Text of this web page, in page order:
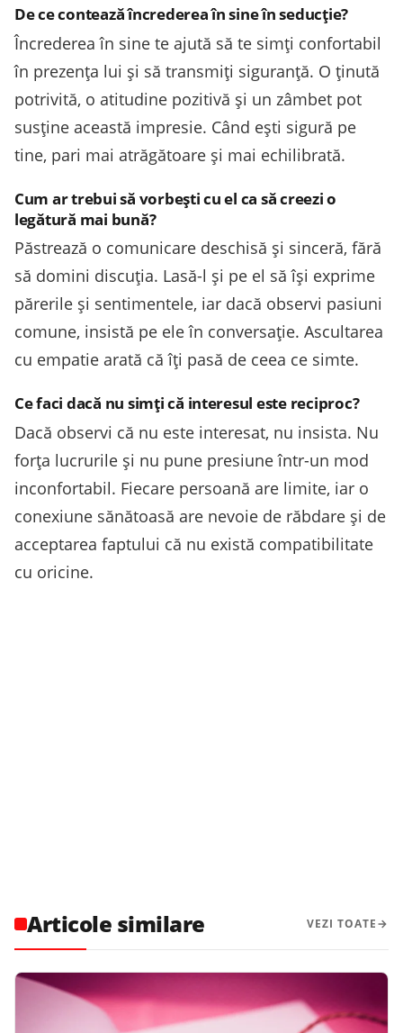
De ce contează încrederea în sine în seducție?
Încrederea în sine te ajută să te simți confortabil
în prezența lui și să transmiți siguranță. O ținută
potrivită, o atitudine pozitivă și un zâmbet pot
susține această impresie. Când ești sigură pe
tine, pari mai atrăgătoare și mai echilibrată.
Cum ar trebui să vorbești cu el ca să creezi o
legătură mai bună?
Păstrează o comunicare deschisă și sinceră, fără
să domini discuția. Lasă-l și pe el să își exprime
părerile și sentimentele, iar dacă observi pasiuni
comune, insistă pe ele în conversație. Ascultarea
cu empatie arată că îți pasă de ceea ce simte.
Ce faci dacă nu simți că interesul este reciproc?
Dacă observi că nu este interesat, nu insista. Nu
forța lucrurile și nu pune presiune într-un mod
inconfortabil. Fiecare persoană are limite, iar o
conexiune sănătoasă are nevoie de răbdare și de
acceptarea faptului că nu există compatibilitate
cu oricine.
Articole similare VEZI TOATE